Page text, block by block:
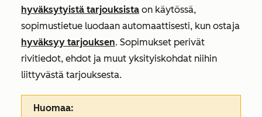
hyväksytyistä tarjouksista on käytössä,
sopimustietue luodaan automaattisesti, kun ostaja
hyväksyy tarjouksen. Sopimukset perivät
rivitiedot, ehdot ja muut yksityiskohdat niihin
liittyvästä tarjouksesta.
Huomaa: